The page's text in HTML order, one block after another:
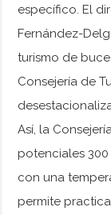
específico. El
Fernández-
turismo de
Consejería de
Así, la
potenciales
con una
permite